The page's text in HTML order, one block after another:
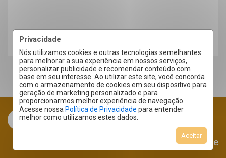
Privacidade
Nós utilizamos cookies e outras tecnologias semelhantes
para melhorar a sua experiência em nossos serviços,
personalizar publicidade e recomendar conteúdo com
base em seu interesse. Ao utilizar este site, você concorda
com o armazenamento de cookies em seu dispositivo para
geração de marketing personalizado e para
proporcionarmos melhor experiência de navegação.
Acesse nossa Política de Privacidade para entender
melhor como utilizamos estes dados.
Aceitar
LEIA MAIS
Área do Cliente